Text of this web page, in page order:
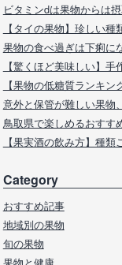
ビタミンdは果物からは
【タイの果物】珍しい
果物の食べ過ぎは下痢に
【驚くほど美味しい】
【果物の低糖質ランキ
意外と保管が難しい果物
鳥取県で楽しめるおすす
【果実酒の飲み方】種
Category
おすすめ記事
地域別の果物
旬の果物